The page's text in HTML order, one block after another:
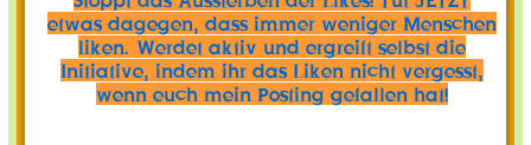
etwas dagegen, dass immer weniger Menschen
liken. Werdet aktiv und ergreift selbst die
Initiative, indem ihr das Liken nicht vergesst,
wenn euch mein Posting gefallen hat!